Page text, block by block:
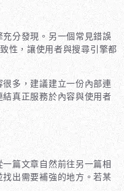
分發現。另一個常見錯誤
性，讓使用者與搜尋引擎都
多，建議建立一份內部連
真正服務於內容與使用者
篇文章自然前往另一篇相
找出需要補強的地方。若某